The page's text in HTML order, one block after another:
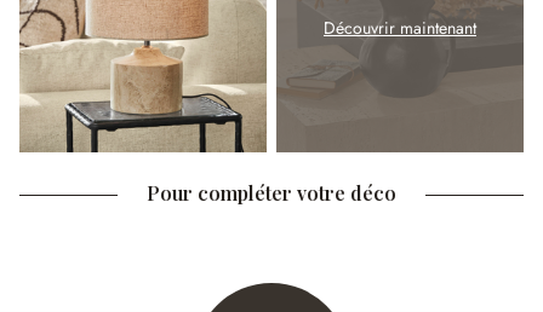
Découvrir maintenant
Pour compléter votre déco